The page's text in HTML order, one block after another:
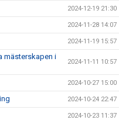
2024-12-19 21:30
2024-11-28 14:07
2024-11-19 15:57
mästerskapen i
2024-11-11 10:57
2024-10-27 15:00
2024-10-24 22:47
2024-10-23 11:37